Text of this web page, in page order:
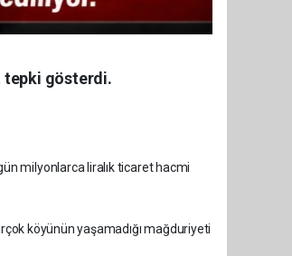
tepki gösterdi.
milyonlarca liralık ticaret hacmi
köyünün yaşamadığı mağduriyeti